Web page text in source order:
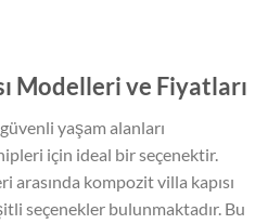
Modelleri ve Fiyatları
yaşam alanları
için ideal bir seçenektir.
arasında kompozit villa kapısı
seçenekler bulunmaktadır. Bu